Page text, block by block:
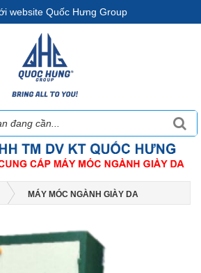
website Quốc Hưng Group
MÁY MÓC NGÀNH GIÀY DA